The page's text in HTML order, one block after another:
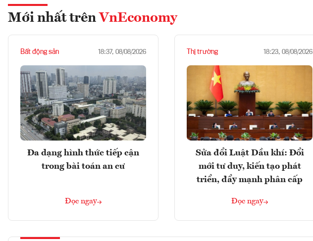
Mới nhất trên VnEconomy
Bất động sản 18:37, 08/08/2026
Đa dạng hình thức tiếp cận
trong bài toán an cư
Đọc ngay
Thị trường 18:23, 08/08/2026
Sửa đổi Luật Dầu khí: Đổi
mới tư duy, kiến tạo phát
triển, đẩy mạnh phân cấp
Đọc ngay